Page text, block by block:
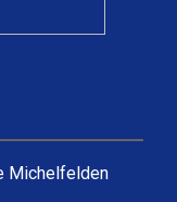
Michelfelden